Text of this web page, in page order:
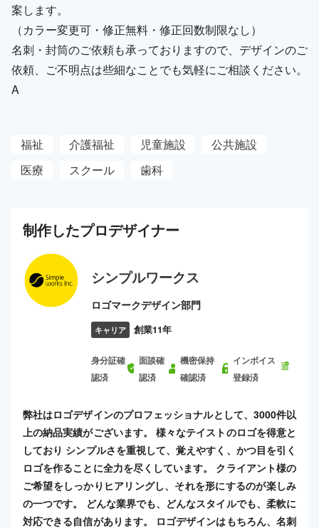
案します。
（カラー変更可・修正無料・修正回数制限なし）
名刺・封筒のご依頼も承っておりますので、デザインのご
依頼、ご不明点は些細なことでも気軽にご相談ください。
A
福祉 介護福祉 児童施設
公共施設
医療
スクール 歯科
制作したプロデザイナー
シンプルワークス
ロゴマークデザイン部門
キャリア 創業11年
身分証確
認済
面談確
認済
機密保持
確認済
インボイス
登録済
弊社はロゴデザインのプロフェッショナルとして、3000件以
上の納品実績がございます。 様々なテイストのロゴを得意と
しており シンプルさを重視して、覚えやすく、かつ目を引く
ロゴを作ることに全力を尽くしています。 クライアント様の
ご希望をしっかりヒアリングし、それを形にするのが楽しみ
の一つです。 どんな業界でも、どんなスタイルでも、柔軟に
対応できる自信があります。 ロゴデザインはもちろん、名刺